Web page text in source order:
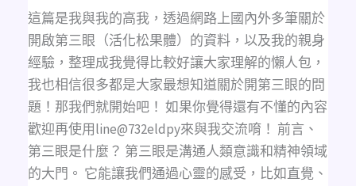
這篇是我與我的高我，透過網路上國內外多筆關於
開啟第三眼（活化松果體）的資料，以及我的親身
經驗，整理成我覺得比較好讓大家理解的懶人包，
我也相信很多都是大家最想知道關於開第三眼的問
題！那我們就開始吧！ 如果你覺得還有不懂的內容
歡迎再使用line@732eldpy來與我交流唷！ 前言、
第三眼是什麼？ 第三眼是溝通人類意識和精神領域
的大門。 它能讓我們通過心靈的感受，比如直覺、